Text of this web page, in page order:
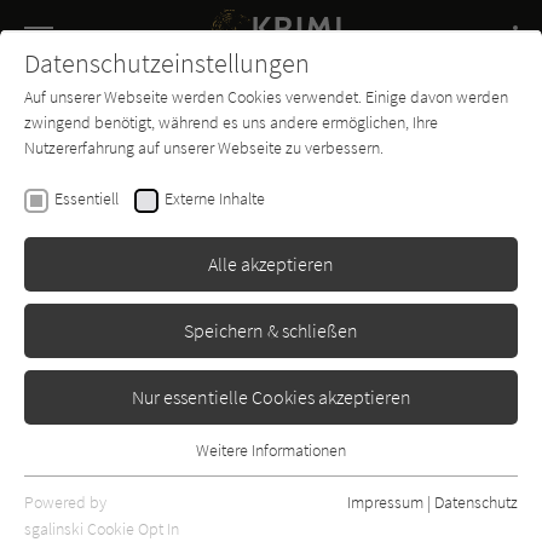
SUCHE
Buch-
Entdecker
Forum Charts
Christoph Güsken
Mörder haben keine Flügel
Erschienen: Januar 1998 Bibliogr. Angaben
Datenschutzeinstellungen
Auf unserer Webseite werden Cookies verwendet. Einige davon werden
zwingend benötigt, während es uns andere ermöglichen, Ihre
Nutzererfahrung auf unserer Webseite zu verbessern.
Essentiell Externe Inhalte
Alle akzeptieren
Speichern & schließen
Nur essentielle Cookies akzeptieren
Essentielle Cookies werden für grundlegende Funktionen der
Webseite benötigt. Dadurch ist gewährleistet, dass die Webseite
Weitere Informationen
Powered by
sgalinski Cookie Opt In
Impressum | Datenschutz